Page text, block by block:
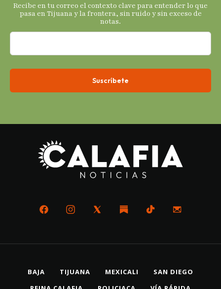
Recibe en tu correo el contexto clave para entender lo que
pasa en Tijuana y la frontera, sin ruido y sin exceso de
notas.
BAJA TIJUANA MEXICALI
SAN DIEGO